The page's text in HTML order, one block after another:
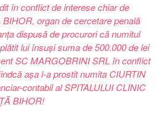
în conflict de interese chiar de
organ de cercetare penală
dispusă de procurori că numitul
lui însuși suma de 500.000 de lei
SC MARGOBRINI SRL în conflict
așa l-a prostit numita CIURTIN
contabil al SPITALULUI CLINIC
BIHOR!